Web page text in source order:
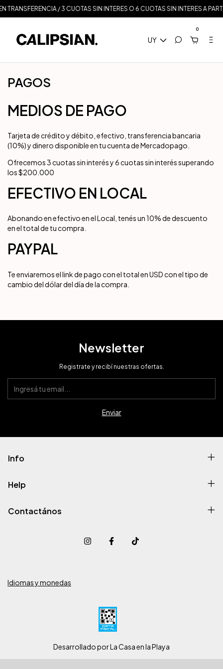
/ 3 CUOTAS SIN INTERES O 6 CUOTAS SIN INTERES A
UY
0
PAGOS
MEDIOS DE PAGO
Tarjeta de crédito y débito, efectivo, transferencia bancaria
(10%) y dinero disponible en tu cuenta de Mercadopago.
Ofrecemos 3 cuotas sin interés y 6 cuotas sin interés superando
los $200.000
EFECTIVO EN LOCAL
Abonando en efectivo en el Local, tenés un 10% de descuento
en el total de tu compra.
PAYPAL
Te enviaremos el link de pago con el total en USD con el tipo de
cambio del dólar del día de la compra.
Newsletter
Registrate y recibí nuestras ofertas.
Info
Help
Contactános
Idiomas y monedas
Desarrollado por La Casa en la Playa